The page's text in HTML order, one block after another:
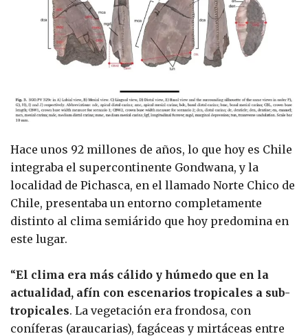
Hace unos 92 millones de años, lo que hoy es Chile
integraba el supercontinente Gondwana, y la
localidad de Pichasca, en el llamado Norte Chico de
Chile, presentaba un entorno completamente
distinto al clima semiárido que hoy predomina en
este lugar.
“El clima era más cálido y húmedo que en la
actualidad, afín con escenarios tropicales a sub-
tropicales. La vegetación era frondosa, con
coníferas (araucarias), fagáceas y mirtáceas entre